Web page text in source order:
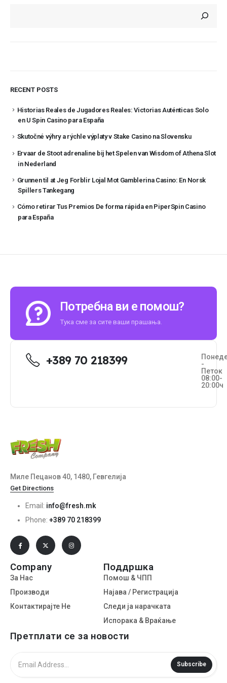
RECENT POSTS
Historias Reales de Jugadores Reales: Victorias Auténticas Solo
en U Spin Casino para España
Skutočné výhry a rýchle výplaty v Stake Casino na Slovensku
Ervaar de Stoot adrenaline bij het Spelen van Wisdom of Athena Slot
in Nederland
Grunnen til at Jeg Forblir Lojal Mot Gamblerina Casino: En Norsk
Spillers Tankegang
Cómo retirar Tus Premios De forma rápida en PiperSpin Casino
para España
Потребна ви е помош?
Тука сме за сите ваши прашања.
+389 70 218399
-
Петок
08:00-
20:00ч
Миле Пецанов 40, 1480, Гевгелија
Get Directions
Email: info@fresh.mk
Phone: +389 70 218399
Company
За Нас
Производи
Контактирајте Не
Поддршка
Помош & ЧПП
Најава / Регистрација
Следи ја нарачката
Испорака & Враќање
Претплати се за новости
Subscribe